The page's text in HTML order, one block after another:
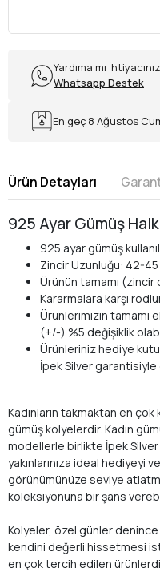
Yardıma mı
Whatsapp Destek
En geç 8 Ağustos
Ürün Detayları
925 Ayar Gümüş
925 ayar gümüş
Zincir Uzunluğu: 42-45
Ürünün tamamı (zincir
Kararmalara karşı
Ürünlerimizin tamamı
(+/-) %5 değişiklik
Ürünleriniz hediye
İpek Silver
Kadınların takmaktan en çok
gümüş kolyelerdir. Kadın
modellerle birlikte İpek Silver
yakınlarınıza ideal hediyeyi
görünümünüze seviye
koleksiyonuna bir şans
Kolyeler, özel günler denince
kendini değerli hissetmesi
en çok tercih edilen